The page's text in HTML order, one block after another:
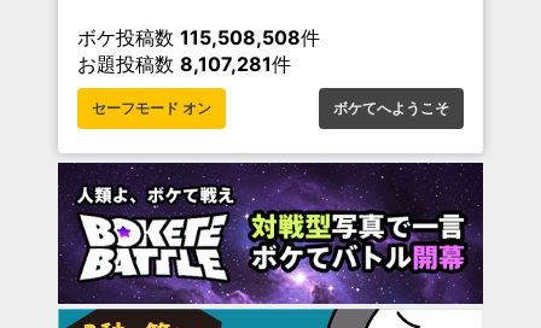
ボケ投稿数 115,508,508件
お題投稿数 8,107,281件
セーフモード オン ボケてへようこそ